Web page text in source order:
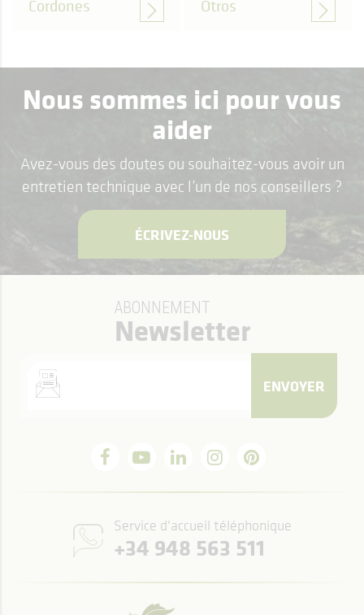
Cordones Otros
Nous sommes ici pour vous
aider
Avez-vous des doutes ou souhaitez-vous avoir un
entretien technique avec l’un de nos conseillers ?
ÉCRIVEZ-NOUS
ABONNEMENT
Newsletter
ENVOYER
Service d'accueil téléphonique
+34 948 563 511